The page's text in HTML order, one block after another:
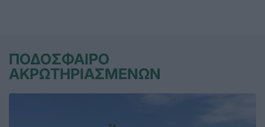
ΠΟΔΟΣΦΑΙΡΟ
ΑΚΡΩΤΗΡΙΑΣΜΕΝΩΝ